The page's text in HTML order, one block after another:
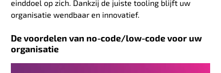
einddoel op zich. Dankzij de juiste tooling blijft uw
organisatie wendbaar en innovatief.
De voordelen van no-code/low-code voor uw
organisatie